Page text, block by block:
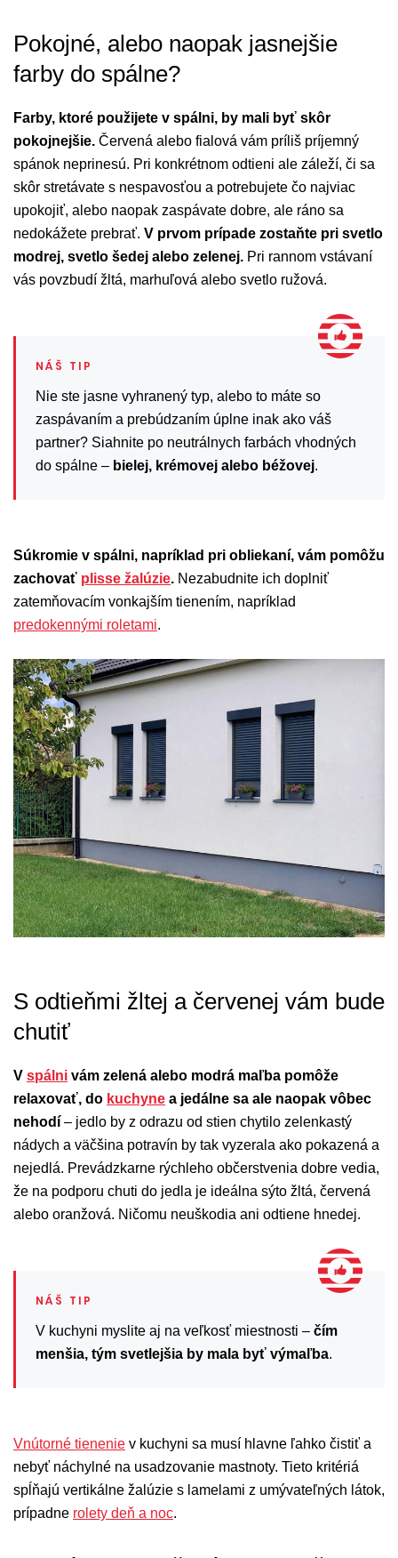
Pokojné, alebo naopak jasnejšie
farby do spálne?
Farby, ktoré použijete v spálni, by mali byť skôr
pokojnejšie. Červená alebo fialová vám príliš príjemný
spánok neprinesú. Pri konkrétnom odtieni ale záleží, či sa
skôr stretávate s nespavosťou a potrebujete čo najviac
upokojiť, alebo naopak zaspávate dobre, ale ráno sa
nedokážete prebrať. V prvom prípade zostaňte pri svetlo
modrej, svetlo šedej alebo zelenej. Pri rannom vstávaní
vás povzbudí žltá, marhuľová alebo svetlo ružová.
Nie ste jasne vyhranený typ, alebo to máte so
zaspávaním a prebúdzaním úplne inak ako váš
partner? Siahnite po neutrálnych farbách vhodných
do spálne – bielej, krémovej alebo béžovej.
Súkromie v spálni, napríklad pri obliekaní, vám pomôžu
zachovať plisse žalúzie. Nezabudnite ich doplniť
zatemňovacím vonkajším tienením, napríklad
predokennými roletami.
S odtieňmi žltej a červenej vám bude
chutiť
V spálni vám zelená alebo modrá maľba pomôže
relaxovať, do kuchyne a jedálne sa ale naopak vôbec
nehodí – jedlo by z odrazu od stien chytilo zelenkastý
nádych a väčšina potravín by tak vyzerala ako pokazená a
nejedlá. Prevádzkarne rýchleho občerstvenia dobre vedia,
že na podporu chuti do jedla je ideálna sýto žltá, červená
alebo oranžová. Ničomu neuškodia ani odtiene hnedej.
V kuchyni myslite aj na veľkosť miestnosti – čím
menšia, tým svetlejšia by mala byť výmaľba.
Vnútorné tienenie v kuchyni sa musí hlavne ľahko čistiť a
nebyť náchylné na usadzovanie mastnoty. Tieto kritériá
spĺňajú vertikálne žalúzie s lamelami z umývateľných látok,
prípadne rolety deň a noc.